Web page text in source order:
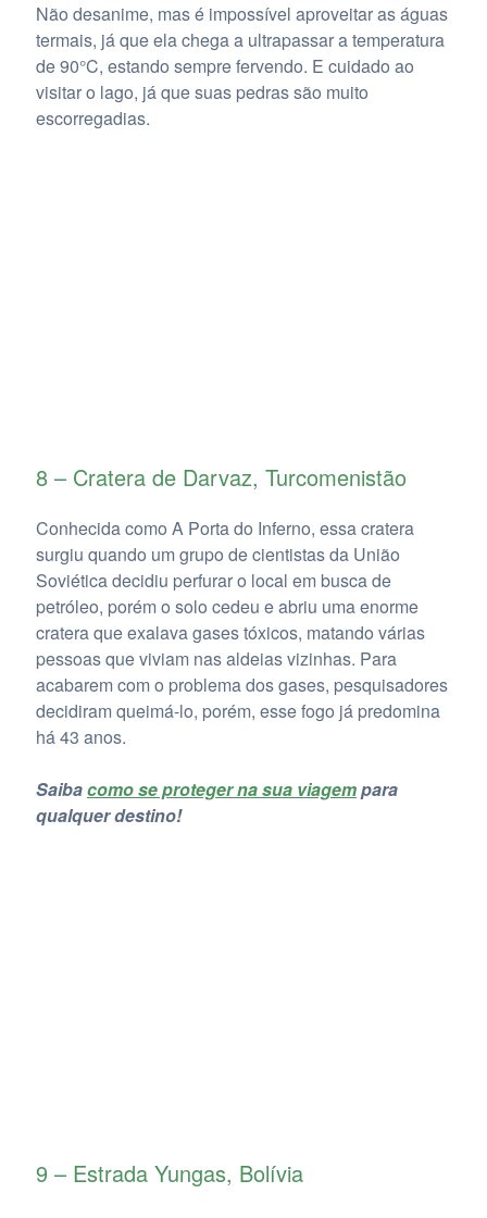
Não desanime, mas é impossível aproveitar as águas
termais, já que ela chega a ultrapassar a temperatura
de 90°C, estando sempre fervendo. E cuidado ao
visitar o lago, já que suas pedras são muito
escorregadias.
8 – Cratera de Darvaz, Turcomenistão
Conhecida como A Porta do Inferno, essa cratera
surgiu quando um grupo de cientistas da União
Soviética decidiu perfurar o local em busca de
petróleo, porém o solo cedeu e abriu uma enorme
cratera que exalava gases tóxicos, matando várias
pessoas que viviam nas aldeias vizinhas. Para
acabarem com o problema dos gases, pesquisadores
decidiram queimá-lo, porém, esse fogo já predomina
há 43 anos.
Saibacomo se proteger na sua viagempara
qualquer destino!
9 – Estrada Yungas, Bolívia